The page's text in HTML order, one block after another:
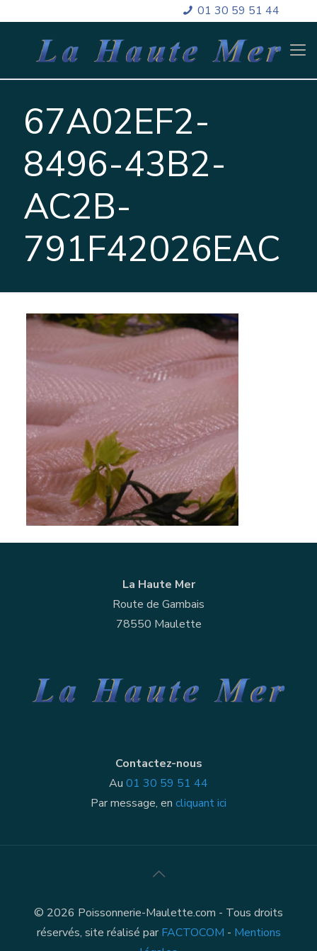
01 30 59 51 44
67A02EF2-
8496-43B2-
AC2B-
791F42026EAC
La Haute Mer
Route de Gambais
78550 Maulette
Contactez-nous
Au 01 30 59 51 44
Par message, en cliquant ici
© 2026 Poissonnerie-Maulette.com - Tous droits
réservés, site réalisé parFACTOCOM - Mentions